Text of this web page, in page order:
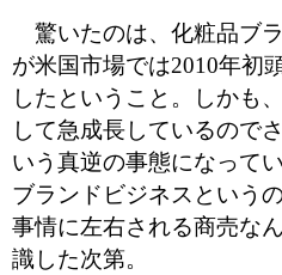
驚いたのは、化粧品ブラ
が米国市場では2010年初
したということ。しかも
して急成長しているので
いう真逆の事態になって
ブランドビジネスという
事情に左右される商売な
識した次第。